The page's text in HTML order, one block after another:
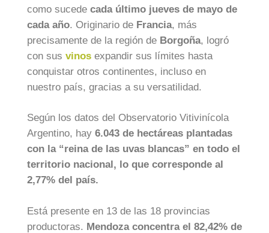
como sucede cada último jueves de mayo de
cada año. Originario de Francia, más
precisamente de la región de Borgoña, logró
con sus vinos expandir sus límites hasta
conquistar otros continentes, incluso en
nuestro país, gracias a su versatilidad.
Según los datos del Observatorio Vitivinícola
Argentino, hay 6.043 de hectáreas plantadas
con la “reina de las uvas blancas” en todo el
territorio nacional, lo que corresponde al
2,77% del país.
Está presente en 13 de las 18 provincias
productoras. Mendoza concentra el 82,42% de